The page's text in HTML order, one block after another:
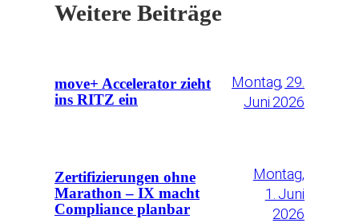
Weitere Beiträge
move+ Accelerator zieht
ins RITZ ein
Montag, 29.
Juni 2026
Zertifizierungen ohne
Marathon – IX macht
Compliance planbar
Montag,
1. Juni
2026